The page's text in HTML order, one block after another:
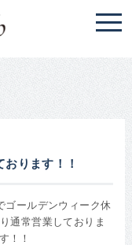
ります！！
ゴールデンウィーク休
通常営業しておりま
！！